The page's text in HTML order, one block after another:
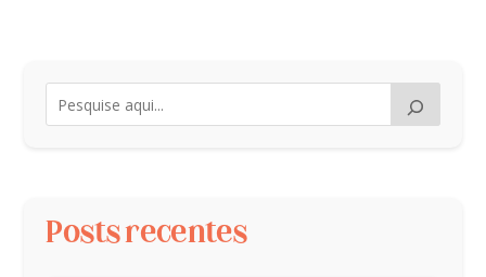
Posts recentes